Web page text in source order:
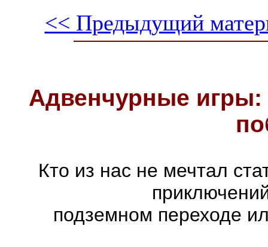
<< Предыдущий
Адвенчурные
Кто из нас не мечтал
подземном переходе